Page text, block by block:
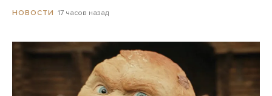
НОВОСТИ 17 часов назад